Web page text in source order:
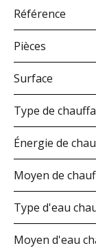
Référence
Pièces
Surface
Type de
Énergie de
Moyen de
Type d'eau
Moyen d'eau